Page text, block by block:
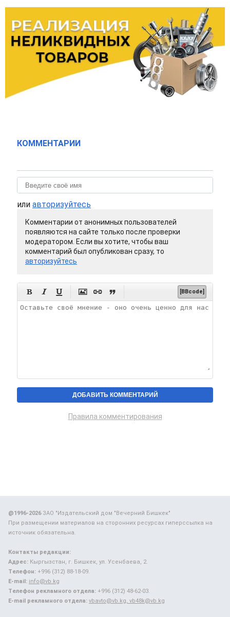
КОММЕНТАРИИ
или авторизуйтесь
Комментарии от анонимных пользователей
появляются на сайте только после проверки
модератором. Если вы хотите, чтобы ваш
комментарий был опубликован сразу, то
авторизуйтесь
      [BBcode]
Правила комментирования
@1996-2026ЗАО "Издательский дом "Вечерний Бишкек"
При размещении материалов на сторонних ресурсах гиперссылка на
источник обязательна.
Контакты редакции:
Адрес: Кыргызстан, г. Бишкек, ул. Усенбаева, 2.
Телефон: +996 (312) 88-18-09.
E-mail: info@vb.kg
Телефон рекламного отдела: +996 (312) 48-62-03.
E-mail рекламного отдела: vbavto@vb.kg, vb48k@vb.kg